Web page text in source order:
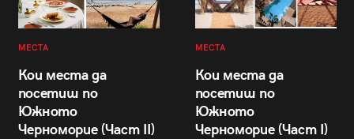
МЕСТА
Кои места да
посетиш по
Южното
Черноморие (Част II)
МЕСТА
Кои места да
посетиш по
Южното
Черноморие (Част I)